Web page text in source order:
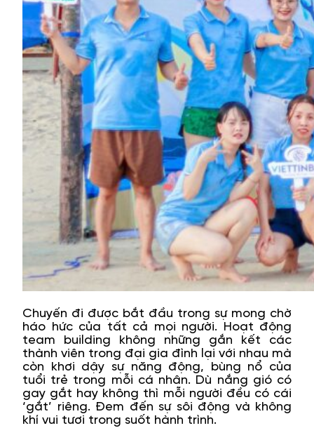
Chuyến đi được bắt đầu trong sự mong chờ
háo hức của tất cả mọi người. Hoạt động
team building không những gắn kết các
thành viên trong đại gia đình lại với nhau mà
còn khơi dậy sự năng động, bùng nổ của
tuổi trẻ trong mỗi cá nhân. Dù nắng gió có
gay gắt hay không thì mỗi người đều có cái
‘gắt’ riêng. Đem đến sự sôi động và không
khí vui tươi trong suốt hành trình.